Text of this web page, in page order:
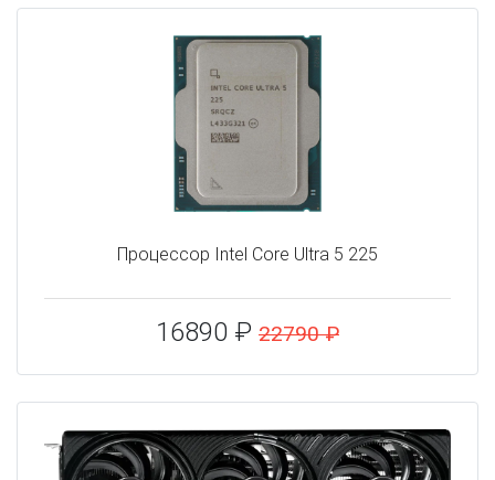
Процессор Intel Core Ultra 5 225
16890 ₽ 22790 ₽